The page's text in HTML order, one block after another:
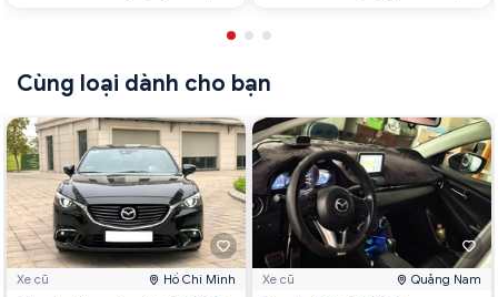
Cùng loại dành cho bạn
Xe cũ Hồ Chí Minh Xe cũ Quảng Nam